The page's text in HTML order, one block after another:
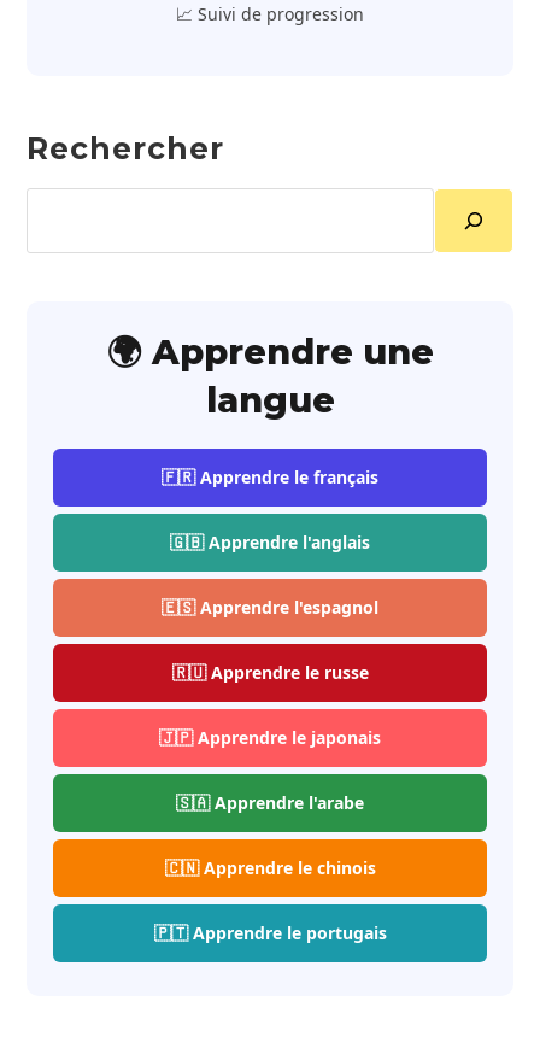
📈 Suivi de progression
Rechercher
🌍 Apprendre une
langue
🇫🇷 Apprendre le français
🇬🇧 Apprendre l'anglais
🇪🇸 Apprendre l'espagnol
🇷🇺 Apprendre le russe
🇯🇵 Apprendre le japonais
🇸🇦 Apprendre l'arabe
🇨🇳 Apprendre le chinois
🇵🇹 Apprendre le portugais